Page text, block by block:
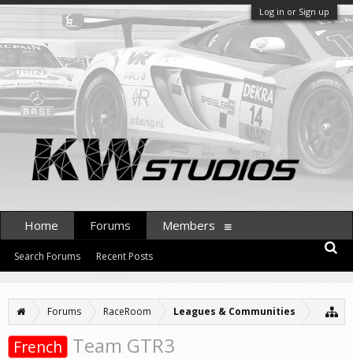
Log in or Sign up
Forums RaceRoom Leagues & Communities
French Team GTR3
Home Forums
Search Forums Recent Posts
Members